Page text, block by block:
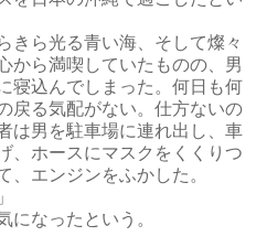
ら光る青い海、そして燦々
から満喫していたものの、男
寝込んでしまった。何日も何
戻る気配がない。仕方ないの
は男を駐車場に連れ出し、車
、ホースにマスクをくくりつ
、エンジンをふかした。
なったという。